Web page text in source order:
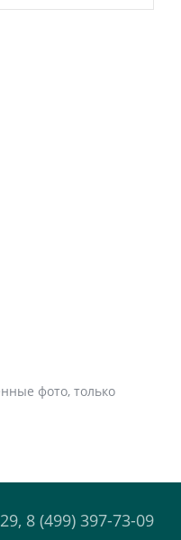
фото, только
8 (499) 397-73-09